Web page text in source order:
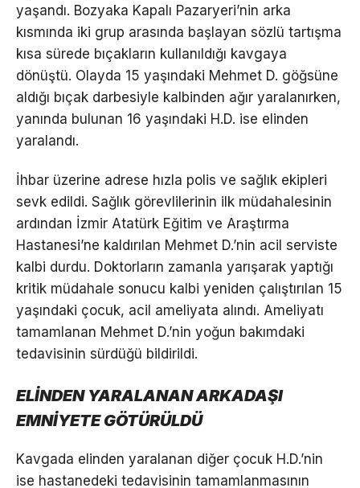
yaşandı. Bozyaka Kapalı Pazaryeri’nin arka
kısmında iki grup arasında başlayan sözlü tartışma
kısa sürede bıçakların kullanıldığı kavgaya
dönüştü. Olayda 15 yaşındaki Mehmet D. göğsüne
aldığı bıçak darbesiyle kalbinden ağır yaralanırken,
yanında bulunan 16 yaşındaki H.D. ise elinden
yaralandı.
İhbar üzerine adrese hızla polis ve sağlık ekipleri
sevk edildi. Sağlık görevlilerinin ilk müdahalesinin
ardından İzmir Atatürk Eğitim ve Araştırma
Hastanesi’ne kaldırılan Mehmet D.’nin acil serviste
kalbi durdu. Doktorların zamanla yarışarak yaptığı
kritik müdahale sonucu kalbi yeniden çalıştırılan 15
yaşındaki çocuk, acil ameliyata alındı. Ameliyatı
tamamlanan Mehmet D.’nin yoğun bakımdaki
tedavisinin sürdüğü bildirildi.
ELİNDEN YARALANAN ARKADAŞI
EMNİYETE GÖTÜRÜLDÜ
Kavgada elinden yaralanan diğer çocuk H.D.’nin
ise hastanedeki tedavisinin tamamlanmasının